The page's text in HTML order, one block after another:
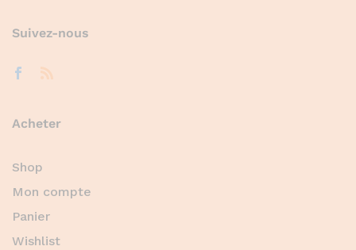
Suivez-nous
Acheter
Shop
Mon compte
Panier
Wishlist